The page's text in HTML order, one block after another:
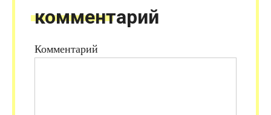
комментарий
Комментарий